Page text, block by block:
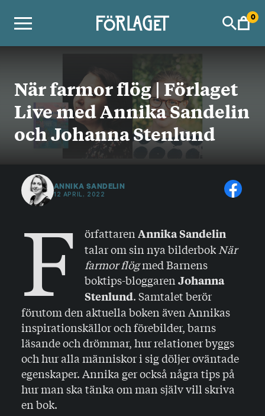
0
När farmor flög | Förlaget
Live med Annika Sandelin
och Johanna Stenlund
ANNIKA SANDELIN
12 APRIL, 2022
F örfattarenAnnika Sandelin
talar om sin nya bilderbokNär
farmor flögmed Barnens
boktips-bloggarenJohanna
Stenlund. Samtalet berör
förutom den aktuella boken även Annikas
inspirationskällor och förebilder, barns
läsande och drömmar, hur relationer byggs
och hur alla människor i sig döljer oväntade
egenskaper. Annika ger också några tips på
hur man ska tänka om man själv vill skriva
en bok.